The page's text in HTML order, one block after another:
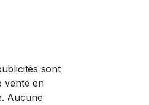
sont
vente en
Aucune